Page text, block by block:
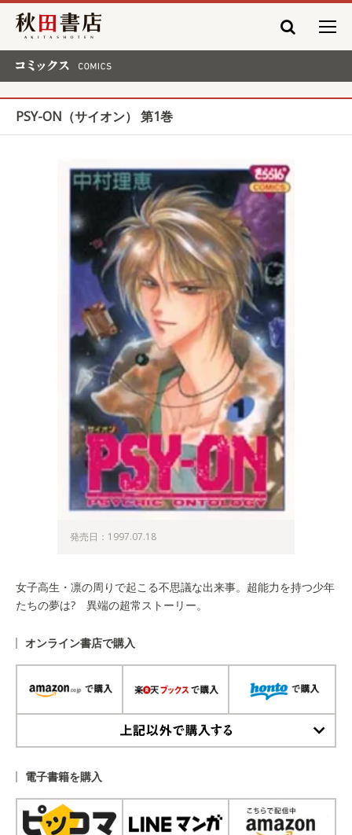
秋田書店
PSY-ON（サイオン） 第1巻
発売日：1997.07.18
女子高生・凛の周りで起こる不思議な出来事。超能力を持つ少年
たちの夢は? 異端の超常ストーリー。
オンライン書店で購入
電子書籍を購入